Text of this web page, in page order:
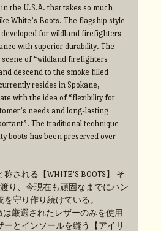
the U.S.A. that takes so much
White’s Boots. The flagship style
developed for wildland firefighters
with superior durability. The
scene of “wildland firefighters
descend to the smoke filled
resides in Spokane,
with the idea of “flexibility for
needs and long-lasting
The traditional technique
boots has been preserved over
される【WHITE’S BOOTS】 そ
り、今現在も頑固なまでにハン
を守り作り続けている。
は厳選されたレザーのみを使用
ーとインソールを縫う【アイリ